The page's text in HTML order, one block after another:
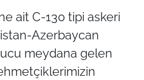
ait C-130 tipi askeri
Azerbaycan
meydana gelen